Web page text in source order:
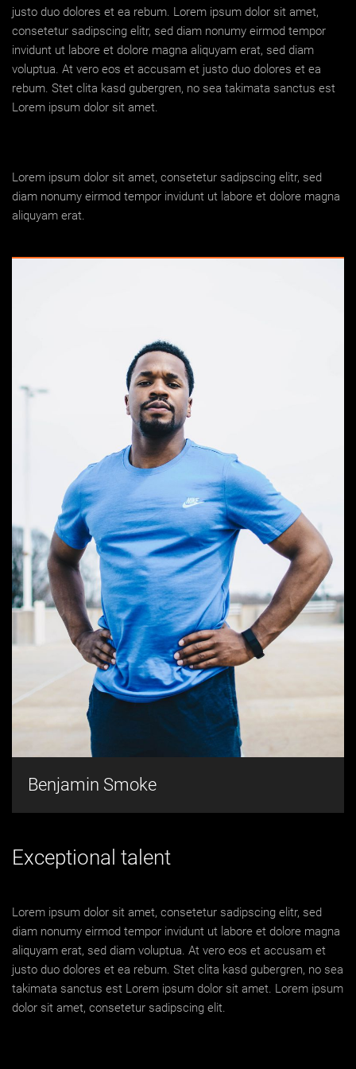
justo duo dolores et ea rebum. Lorem ipsum dolor sit amet,
consetetur sadipscing elitr, sed diam nonumy eirmod tempor
invidunt ut labore et dolore magna aliquyam erat, sed diam
voluptua. At vero eos et accusam et justo duo dolores et ea
rebum. Stet clita kasd gubergren, no sea takimata sanctus est
Lorem ipsum dolor sit amet.
Lorem ipsum dolor sit amet, consetetur sadipscing elitr, sed
diam nonumy eirmod tempor invidunt ut labore et dolore magna
aliquyam erat.
Benjamin Smoke
Exceptional talent
Lorem ipsum dolor sit amet, consetetur sadipscing elitr, sed
diam nonumy eirmod tempor invidunt ut labore et dolore magna
aliquyam erat, sed diam voluptua. At vero eos et accusam et
justo duo dolores et ea rebum. Stet clita kasd gubergren, no sea
takimata sanctus est Lorem ipsum dolor sit amet. Lorem ipsum
dolor sit amet, consetetur sadipscing elit.